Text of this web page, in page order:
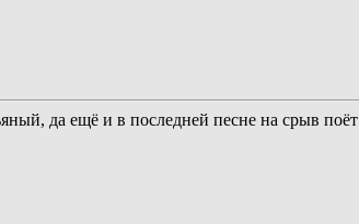
да ещё и в последней песне на срыв поёт